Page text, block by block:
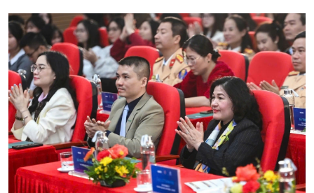
Giới thiệu
Thời sự
Thời sự 6h
Thời sự 12h
Thời sự 18h